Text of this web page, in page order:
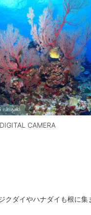
CAMERA
クダイやハナダイも根に集